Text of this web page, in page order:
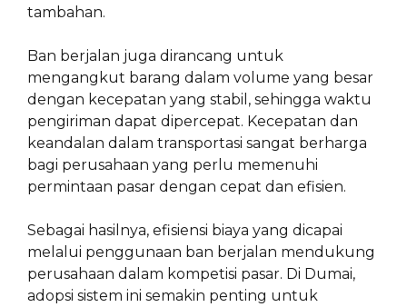
tambahan.
Ban berjalan juga dirancang untuk
mengangkut barang dalam volume yang besar
dengan kecepatan yang stabil, sehingga waktu
pengiriman dapat dipercepat. Kecepatan dan
keandalan dalam transportasi sangat berharga
bagi perusahaan yang perlu memenuhi
permintaan pasar dengan cepat dan efisien.
Sebagai hasilnya, efisiensi biaya yang dicapai
melalui penggunaan ban berjalan mendukung
perusahaan dalam kompetisi pasar. Di Dumai,
adopsi sistem ini semakin penting untuk